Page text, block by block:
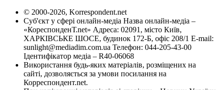
© 2000-2026, Korrespondent.net
Суб'єкт у сфері онлайн-медіа Назва онлайн-медіа –
«КореспонденТ.net» Адреса: 02091, місто Київ,
ХАРКІВСЬКЕ ШОСЕ, будинок 172-Б, офіс 208/1 E-mail:
sunlight@mediadim.com.ua Телефон: 044-205-43-00
Ідентифікатор медіа – R40-06068
Використання будь-яких матеріалів, розміщених на
сайті, дозволяється за умови посилання на
Корреспондент.net.